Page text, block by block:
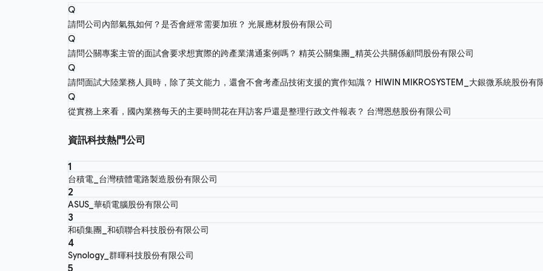
Q
請問公司內部氣氛如何？是否會經常需要加班？ 光展應材股份有限公司
Q
請問公關專案主管的面試會要求想實際的跨產業溝通案例嗎？ 精英公關集團_精英公共關係顧問股份有限公司
Q
請問面試大陸業務人員時，除了英文能力，還會不會考產品技術支援的實作知識？ HIWIN MIKROSYSTEM_大銀微系統股份有
Q
從實務上來看，國內業務每天的主要時間花在拜訪客戶還是整理行政文件報表？ 台灣恩慈股份有限公司
資訊科技熱門公司
1
台積電_台灣積體電路製造股份有限公司
2
ASUS_華碩電腦股份有限公司
3
和碩集團_和碩聯合科技股份有限公司
4
Synology_群暉科技股份有限公司
5